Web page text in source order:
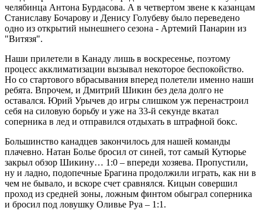
челябинца Антона Бурдасова. А в четвертом звене к казанцам
Станиславу Бочарову и Денису Голубеву было переведено
одно из открытий нынешнего сезона - Артемий Панарин из
"Витязя".
Наши прилетели в Канаду лишь в воскресенье, поэтому
процесс акклиматизации вызывал некоторое беспокойство.
Но со стартового вбрасывания вперед полетели именно наши
ребята. Впрочем, и Дмитрий Шикин без дела долго не
оставался. Юрий Урычев до игры слишком уж перенастроил
себя на силовую борьбу и уже на 33-й секунде вкатал
соперника в лед и отправился отдыхать в штрафной бокс.
Большинство канадцев закончилось для нашей команды
плачевно. Натан Болье бросил от синей, тот самый Кутюрье
закрыл обзор Шикину… 1:0 – впереди хозяева. Пропустили,
ну и ладно, подопечные Брагина продолжили играть, как ни в
чем не бывало, и вскоре счет сравнялся. Кицын совершил
проход из средней зоны, ложным финтом обыграл соперника
и бросил под ловушку Оливье Руа – 1:1.